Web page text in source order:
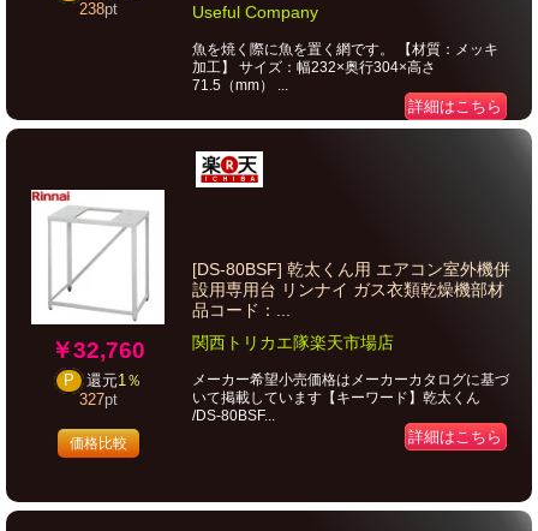
238pt
Useful Company
魚を焼く際に魚を置く網です。 【材質：メッキ
加工】 サイズ：幅232×奥行304×高さ
71.5（mm） ...
詳細はこちら
￥32,760
P 還元1％
327pt
価格比較
[DS-80BSF] 乾太くん用 エアコン室外機併
設用専用台 リンナイ ガス衣類乾燥機部材
品コード：...
関西トリカエ隊楽天市場店
メーカー希望小売価格はメーカーカタログに基づ
いて掲載しています【キーワード】乾太くん
/DS-80BSF...
詳細はこちら